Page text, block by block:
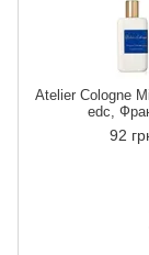
Atelier Cologne
edc,
92